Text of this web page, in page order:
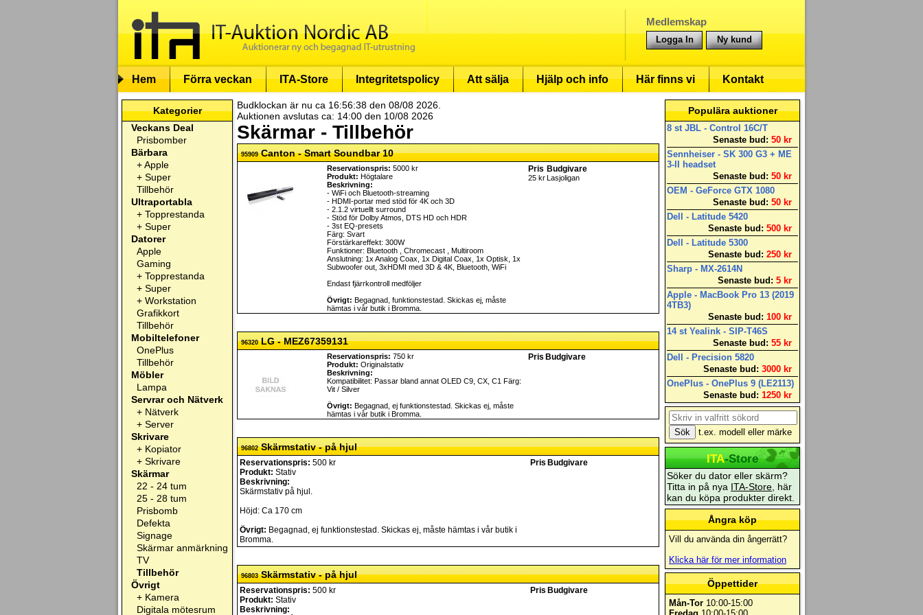
Medlemskap
Logga In Ny kund
Hem Förra veckan ITA-Store Integritetspolicy Att sälja Hjälp och info Här finns vi Kontakt
Kategorier
Veckans Deal
Prisbomber
Bärbara
+Apple
+ Super
Tillbehör
Ultraportabla
+ Topprestanda
+ Super
Datorer
Apple
Gaming
+ Topprestanda
+ Super
+ Workstation
Grafikkort
Tillbehör
Mobiltelefoner
OnePlus
Tillbehör
Möbler
Lampa
Servrar och Nätverk
+ Nätverk
+ Server
Skrivare
+ Kopiator
+ Skrivare
Skärmar
22 - 24 tum
25 - 28 tum
Prisbomb
Defekta
Signage
Skärmar anmärkning
TV
Tillbehör
Övrigt
+ Kamera
Digitala mötesrum
Budklockan är nu ca 16:56:38 den 08/08 2026.
Auktionen avslutas ca: 14:00 den 10/08 2026
Skärmar - Tillbehör
95909Canton - Smart Soundbar 10
Reservationspris: 5000 kr
Produkt: Högtalare
Beskrivning:
- WiFi och Bluetooth-streaming
- HDMI-portar med stöd för 4K och 3D
- 2.1.2 virtuellt surround
- Stöd för Dolby Atmos, DTS HD och HDR
- 3st EQ-presets
Färg: Svart
Förstärkareffekt: 300W
Funktioner: Bluetooth , Chromecast , Multiroom
Anslutning: 1x Analog Coax, 1x Digital Coax, 1x Optisk, 1x
Subwoofer out, 3xHDMI med 3D & 4K, Bluetooth, WiFi
Endast fjärrkontroll medföljer
Övrigt: Begagnad, funktionstestad. Skickas ej, måste
hämtas i vår butik i Bromma.
Pris
25 kr
Budgivare
Lasjoligan
96320LG - MEZ67359131
Reservationspris: 750 kr
Produkt: Originalstativ
Beskrivning:
Kompatibilitet: Passar bland annat OLED C9, CX, C1 Färg:
Vit / Silver
Övrigt: Begagnad, ej funktionstestad. Skickas ej, måste
hämtas i vår butik i Bromma.
Pris Budgivare
96802Skärmstativ - på hjul
Reservationspris: 500 kr
Produkt: Stativ
Beskrivning:
Skärmstativ på hjul.
Höjd: Ca 170 cm
Övrigt: Begagnad, ej funktionstestad. Skickas ej, måste hämtas i vår butik i
Bromma.
Pris Budgivare
96803Skärmstativ - på hjul
Reservationspris: 500 kr
Produkt: Stativ
Beskrivning:
Pris Budgivare
Populära auktioner
8 st JBL - Control 16C/T
Senaste bud: 50 kr
Sennheiser - SK 300 G3 + ME
3-II headset
Senaste bud: 50 kr
OEM - GeForce GTX 1080
Senaste bud: 50 kr
Dell - Latitude 5420
Senaste bud: 500 kr
Dell - Latitude 5300
Senaste bud: 250 kr
Sharp - MX-2614N
Senaste bud: 5 kr
Apple - MacBook Pro 13 (2019
4TB3)
Senaste bud: 100 kr
14 st Yealink - SIP-T46S
Senaste bud: 55 kr
Dell - Precision 5820
Senaste bud: 3000 kr
OnePlus - OnePlus 9 (LE2113)
Senaste bud: 1250 kr
t.ex. modell eller märke
ITA-Store
Söker du dator eller skärm?
Titta in på nya ITA-Store , här
kan du köpa produkter direkt.
Ångra köp
Vill du använda din ångerrätt?
Klicka här för mer information
Öppettider
Mån-Tor 10:00-15:00